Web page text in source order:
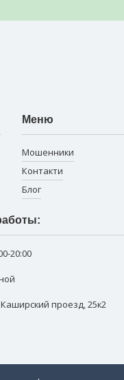
Меню
Мошенники
Контакти
Блог
20:00
Каширский проезд, 25к2